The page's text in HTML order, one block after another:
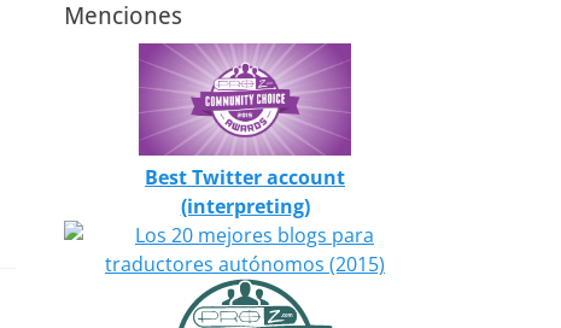
Menciones
Best Twitter account
(interpreting)